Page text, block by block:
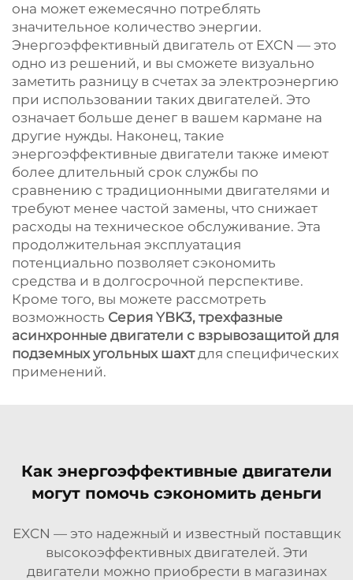
она может ежемесячно потреблять
значительное количество энергии.
Энергоэффективный двигатель от EXCN — это
одно из решений, и вы сможете визуально
заметить разницу в счетах за электроэнергию
при использовании таких двигателей. Это
означает больше денег в вашем кармане на
другие нужды. Наконец, такие
энергоэффективные двигатели также имеют
более длительный срок службы по
сравнению с традиционными двигателями и
требуют менее частой замены, что снижает
расходы на техническое обслуживание. Эта
продолжительная эксплуатация
потенциально позволяет сэкономить
средства и в долгосрочной перспективе.
Кроме того, вы можете рассмотреть
возможность Серия YBK3, трехфазные
асинхронные двигатели с взрывозащитой для
подземных угольных шахтдля специфических
применений.
Как энергоэффективные двигатели
могут помочь сэкономить деньги
EXCN — это надежный и известный поставщик
высокоэффективных двигателей. Эти
двигатели можно приобрести в магазинах